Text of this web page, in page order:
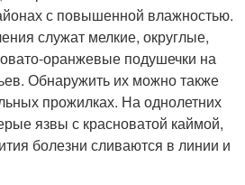
с повышенной влажностью.
служат мелкие, округлые,
оранжевые подушечки на
Обнаружить их можно также
прожилках. На однолетних
язвы с красноватой каймой,
болезни сливаются в линии и